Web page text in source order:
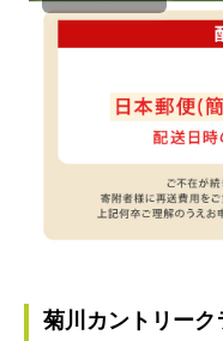
菊川カントリーク